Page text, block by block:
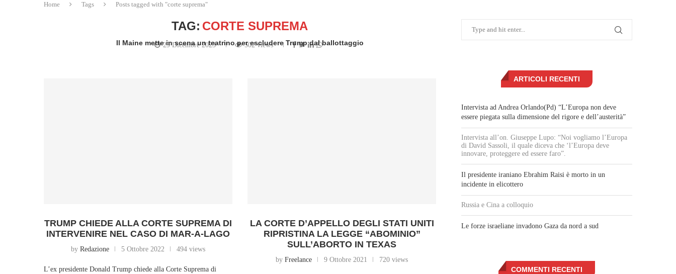
Home Tags Posts tagged with "corte suprema"
TAG: CORTE SUPREMA
Il Maine mette in scena un teatrino per escludere Trump dal ballottaggio
29 Dicembre 2023 502 views
TRUMP CHIEDE ALLA CORTE SUPREMA DI
INTERVENIRE NEL CASO DI MAR-A-LAGO
by Redazione 5 Ottobre 2022 494 views
L’ex presidente Donald Trump chiede alla Corte Suprema di
LA CORTE D’APPELLO DEGLI STATI UNITI
RIPRISTINA LA LEGGE “ABOMINIO”
SULL’ABORTO IN TEXAS
byFreelance 9 Ottobre 2021 720 views
ARTICOLI RECENTI
Intervista ad Andrea Orlando(Pd) “L’Europa non deve
essere piegata sulla dimensione del rigore e dell’austerità”
Intervista all’on. Giuseppe Lupo: “Noi vogliamo l’Europa
di David Sassoli, il quale diceva che ‘l’Europa deve
innovare, proteggere ed essere faro”.
Il presidente iraniano Ebrahim Raisi è morto in un
incidente in elicottero
Russia e Cina a colloquio
Le forze israeliane invadono Gaza da nord a sud
COMMENTI RECENTI